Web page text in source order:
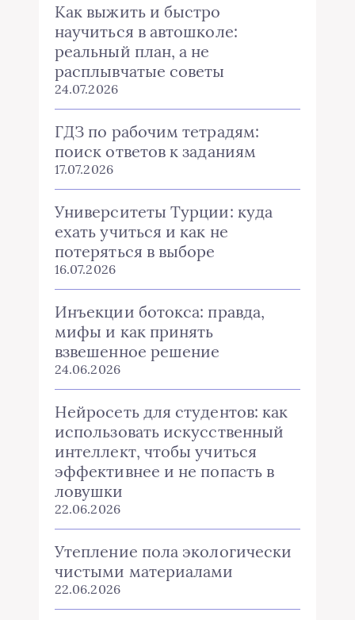
Как выжить и быстро
научиться в автошколе:
реальный план, а не
расплывчатые советы
24.07.2026
ГДЗ по рабочим тетрадям:
поиск ответов к заданиям
17.07.2026
Университеты Турции: куда
ехать учиться и как не
потеряться в выборе
16.07.2026
Инъекции ботокса: правда,
мифы и как принять
взвешенное решение
24.06.2026
Нейросеть для студентов: как
использовать искусственный
интеллект, чтобы учиться
эффективнее и не попасть в
ловушки
22.06.2026
Утепление пола экологически
чистыми материалами
22.06.2026